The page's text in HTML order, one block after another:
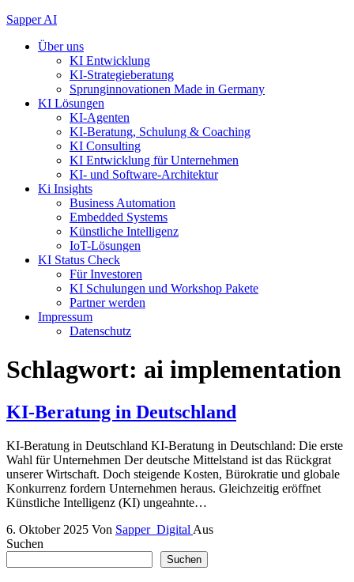
Zum
springen
Sapper AI
Über uns
KI Entwicklung
KI-Strategieberatung
Sprunginnovationen Made in Germany
KI Lösungen
KI-Agenten
KI-Beratung, Schulung & Coaching
KI Consulting
KI Entwicklung für Unternehmen
KI- und Software-Architektur
Ki Insights
Business Automation
Embedded Systems
Künstliche Intelligenz
IoT-Lösungen
KI Status Check
Für Investoren
KI Schulungen und Workshop Pakete
Partner werden
Impressum
Datenschutz
Schlagwort: ai implementation
KI-Beratung in Deutschland
KI-Beratung in Deutschland KI-Beratung in Deutschland: Die erste
Wahl für Unternehmen Der deutsche Mittelstand ist das Rückgrat
unserer Wirtschaft. Doch steigende Kosten, Bürokratie und globale
Konkurrenz fordern Unternehmen heraus. Gleichzeitig eröffnet
Künstliche Intelligenz (KI) ungeahnte…
6. Oktober 2025 Von Sapper_Digital Aus
Suchen
Suchen